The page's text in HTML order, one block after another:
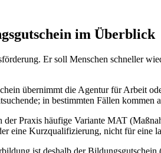
im Überblick
Er soll Menschen schneller
übernimmt die Agentur für Arbeit
in bestimmten Fällen
Praxis häufige Variante MAT
eine Kurzqualifizierung, nicht für eine
ist deshalb der